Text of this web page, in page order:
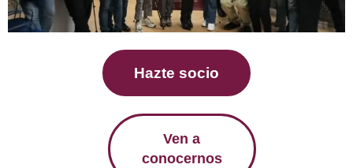
Hazte socio
Ven a
conocernos